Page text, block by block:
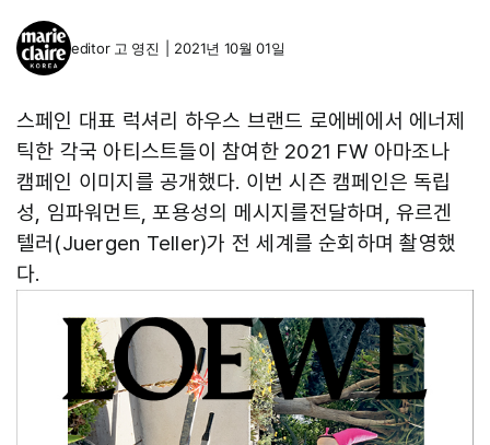
editor 고 영진 2021년 10월 01일
스페인 대표 럭셔리 하우스 브랜드 로에베에서 에너제
틱한 각국 아티스트들이 참여한 2021 FW 아마조나
캠페인 이미지를 공개했다. 이번 시즌 캠페인은 독립
성, 임파워먼트, 포용성의 메시지를전달하며, 유르겐
텔러(Juergen Teller)가 전 세계를 순회하며 촬영했
다.